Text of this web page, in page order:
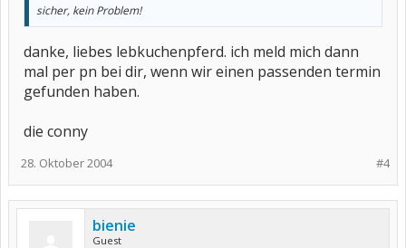
sicher, kein Problem!
danke, liebes lebkuchenpferd. ich meld mich dann
mal per pn bei dir, wenn wir einen passenden termin
gefunden haben.
die conny
#4
28. Oktober 2004
bienie
Guest